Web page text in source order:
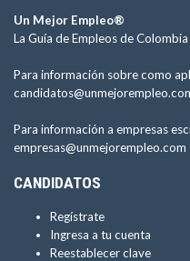
Un Mejor Empleo®
La Guía de Empleos de Colombia
Para información sobre como
Para información a empresas
empresas@unmejorempleo.com
CANDIDATOS
Regístrate
Ingresa a tu cuenta
Reestablecer clave